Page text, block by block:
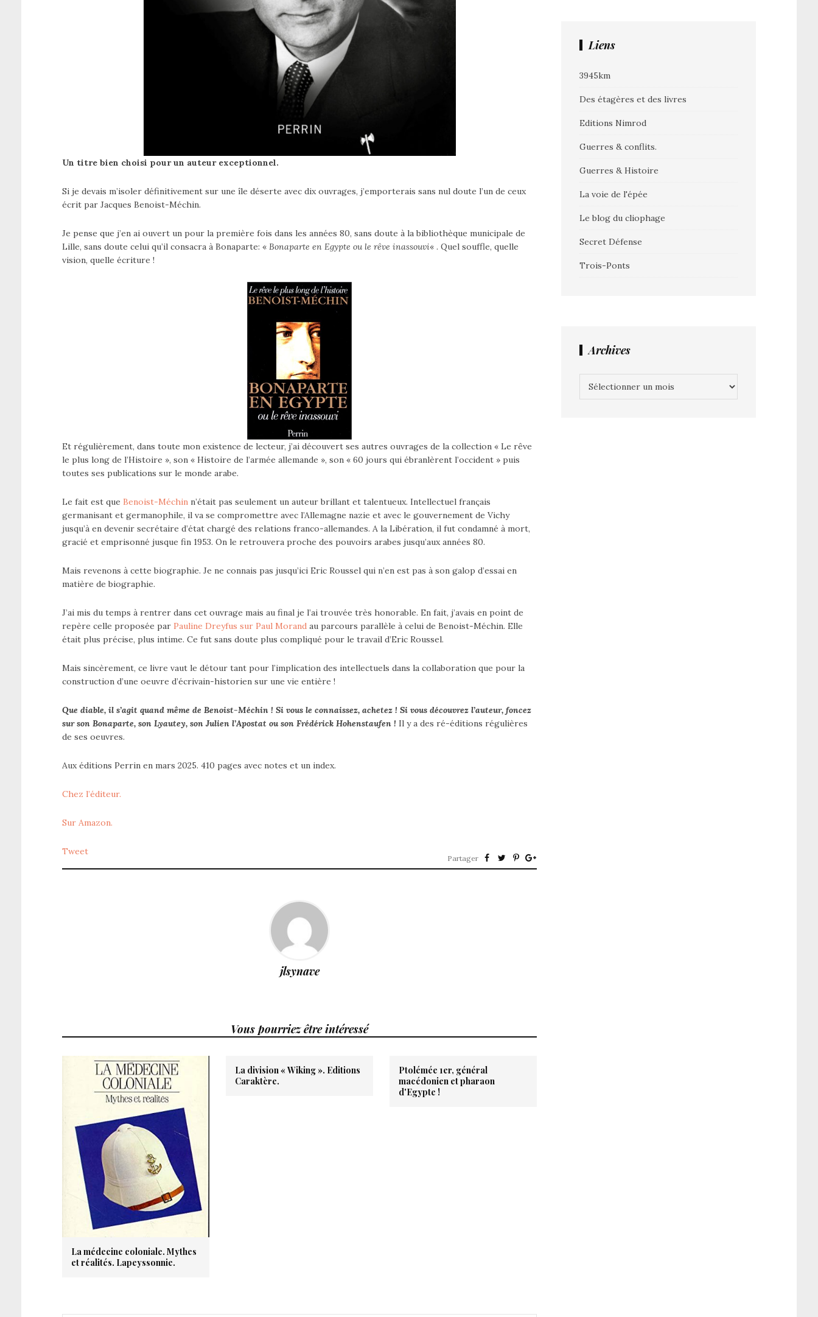
Un titre bien choisi pour un auteur exceptionnel.
Si je devais m’isoler définitivement sur une île déserte avec dix ouvrages, j’emporterais sans nul doute l’un de ceux
écrit par Jacques Benoist-Méchin.
Je pense que j’en ai ouvert un pour la première fois dans les années 80, sans doute à la bibliothèque municipale de
Lille, sans doute celui qu’il consacra à Bonaparte: « Bonaparte en Egypte ou le rêve inassouvi« . Quel souffle, quelle
vision, quelle écriture !
Et régulièrement, dans toute mon existence de lecteur, j’ai découvert ses autres ouvrages de la collection « Le rêve
le plus long de l’Histoire », son « Histoire de l’armée allemande », son « 60 jours qui ébranlèrent l’occident » puis
toutes ses publications sur le monde arabe.
Le fait est que Benoist-Méchin n’était pas seulement un auteur brillant et talentueux. Intellectuel français
germanisant et germanophile, il va se compromettre avec l’Allemagne nazie et avec le gouvernement de Vichy
jusqu’à en devenir secrétaire d’état chargé des relations franco-allemandes. A la Libération, il fut condamné à mort,
gracié et emprisonné jusque fin 1953. On le retrouvera proche des pouvoirs arabes jusqu’aux années 80.
Mais revenons à cette biographie. Je ne connais pas jusqu’ici Eric Roussel qui n’en est pas à son galop d’essai en
matière de biographie.
J’ai mis du temps à rentrer dans cet ouvrage mais au final je l’ai trouvée très honorable. En fait, j’avais en point de
repère celle proposée par Pauline Dreyfus sur Paul Morand au parcours parallèle à celui de Benoist-Méchin. Elle
était plus précise, plus intime. Ce fut sans doute plus compliqué pour le travail d’Eric Roussel.
Mais sincèrement, ce livre vaut le détour tant pour l’implication des intellectuels dans la collaboration que pour la
construction d’une oeuvre d’écrivain-historien sur une vie entière !
Que diable, il s’agit quand même de Benoist-Méchin ! Si vous le connaissez, achetez ! Si vous découvrez l’auteur, foncez
sur son Bonaparte, son Lyautey, son Julien l’Apostat ou son Frédérick Hohenstaufen ! Il y a des ré-éditions régulières
de ses oeuvres.
Aux éditions Perrin en mars 2025. 410 pages avec notes et un index.
Chez l’éditeur.
Sur Amazon.
Tweet
Partager
jlsynave
Vous pourriez être intéressé
La médecine coloniale. Mythes
et réalités. Lapeyssonnie.
La division « Wiking ». Editions
Caraktère.
Ptolémée 1er, général
macédonien et pharaon
d'Egypte !
Liens
3945km
Des étagères et des livres
Editions Nimrod
Guerres & conflits.
Guerres & Histoire
La voie de l'épée
Le blog du cliophage
Secret Défense
Trois-Ponts
Archives